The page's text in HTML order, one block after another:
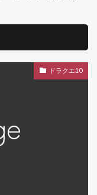
ドラクエ10